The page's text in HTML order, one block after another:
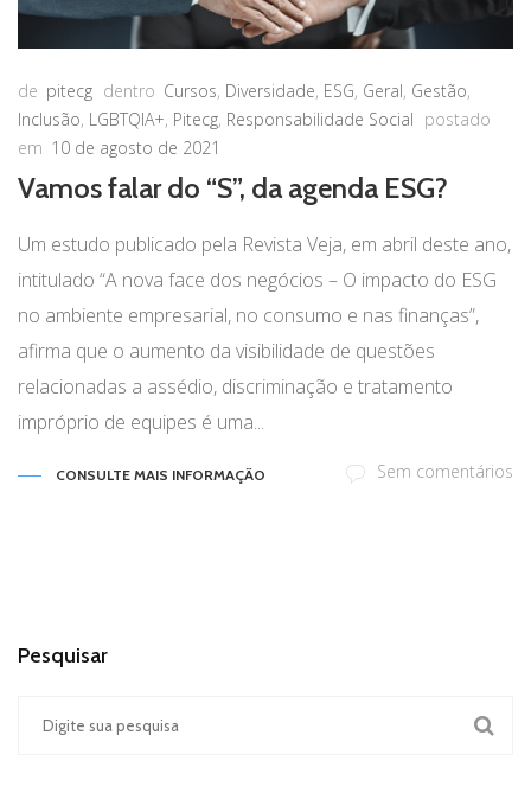
de pitecg dentro Cursos, Diversidade, ESG, Geral, Gestão,
Inclusão, LGBTQIA+, Pitecg, Responsabilidade Social postado
em 10 de agosto de 2021
Vamos falar do “S”, da agenda ESG?
Um estudo publicado pela Revista Veja, em abril deste ano,
intitulado “A nova face dos negócios – O impacto do ESG
no ambiente empresarial, no consumo e nas finanças”,
afirma que o aumento da visibilidade de questões
relacionadas a assédio, discriminação e tratamento
impróprio de equipes é uma...
CONSULTE MAIS INFORMAÇÃO Sem comentários
Pesquisar